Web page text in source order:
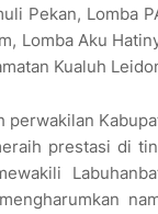
Pekan, Lomba
Lomba Aku
Kualuh
perwakilan
prestasi di